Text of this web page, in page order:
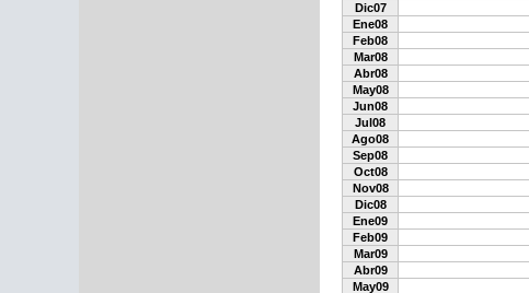
Dic07
Ene08
Feb08
Mar08
Abr08
May08
Jun08
Jul08
Ago08
Sep08
Oct08
Nov08
Dic08
Ene09
Feb09
Mar09
Abr09
May09